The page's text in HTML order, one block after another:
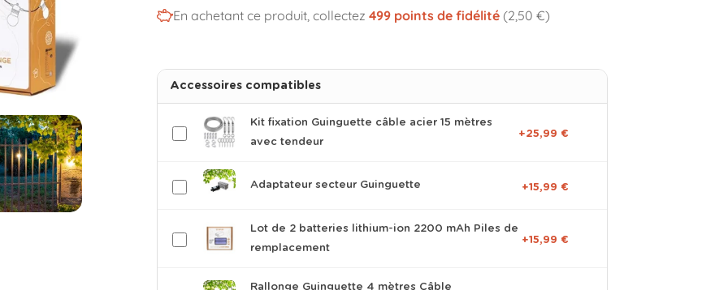
volume_off
En achetant ce produit, collectez 499points de fidélité (2,50 €)
Accessoires compatibles
Kit fixation Guinguette câble acier 15 mètres
avec tendeur
+25,99 €
Adaptateur secteur Guinguette +15,99 €
Lot de 2 batteries lithium-ion 2200 mAh Piles de
remplacement
+15,99 €
Rallonge Guinguette 4 mètres Câble